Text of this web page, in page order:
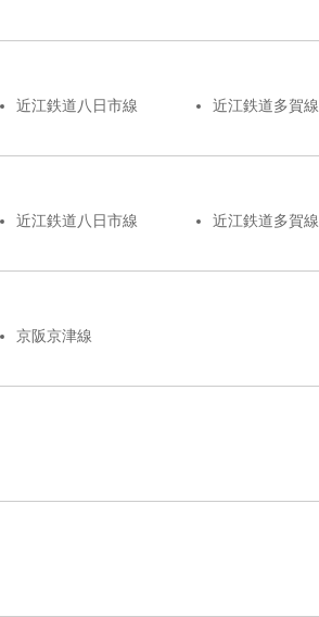
近江鉄道八日市線 近江鉄道多賀線
近江鉄道八日市線 近江鉄道多賀線
京阪京津線